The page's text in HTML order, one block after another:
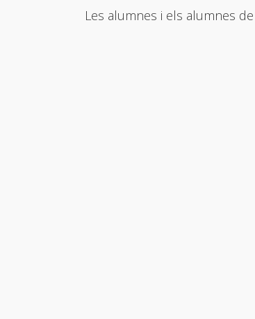
Les alumnes i els alumnes